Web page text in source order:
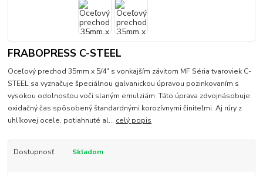
FRABOPRESS C-STEEL
Oceľový prechod 35mm x 5/4" s vonkajším závitom MF Séria tvaroviek C-
STEEL sa vyznačuje špeciálnou galvanickou úpravou pozinkovaním s
vysokou odolnosťou voči slaným emulziám. Táto úprava zdvojnásobuje
oxidačný čas spôsobený štandardnými korozívnymi činiteľmi. Aj rúry z
uhlíkovej ocele, potiahnuté al... celý popis
Dostupnosť Skladom